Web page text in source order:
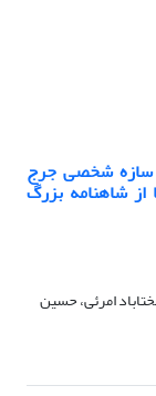
سازه شخصی جرج
شاهنامه بزرگ
امرئی، حسین